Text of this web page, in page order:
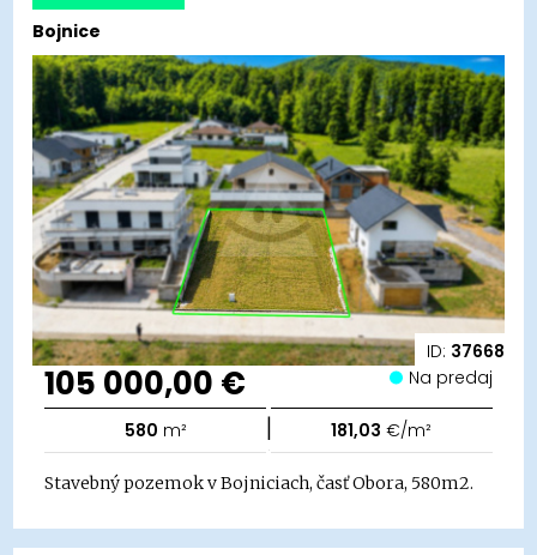
ID: 37668
Bojnice
105 000,00 € Na predaj
580 m² | 181,03 €/m²
Stavebný pozemok v Bojniciach, časť Obora, 580m2.